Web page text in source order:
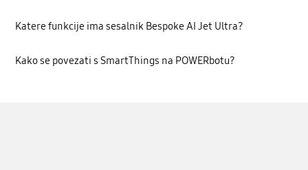
Katere funkcije ima sesalnik Bespoke AI Jet Ultra?
Kako se povezati s SmartThings na POWERbotu?